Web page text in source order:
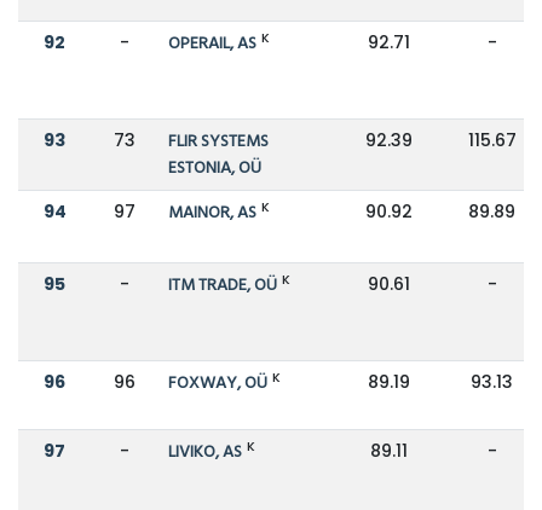
92 - OPERAIL, AS K 92.71 -
93 73
FLIR SYSTEMS
ESTONIA, OÜ
92.39 115.67
94 97 MAINOR, AS K 90.92 89.89
95 - ITM TRADE, OÜ K 90.61 -
96 96 FOXWAY, OÜ K 89.19 93.13
97 - LIVIKO, AS K 89.11 -